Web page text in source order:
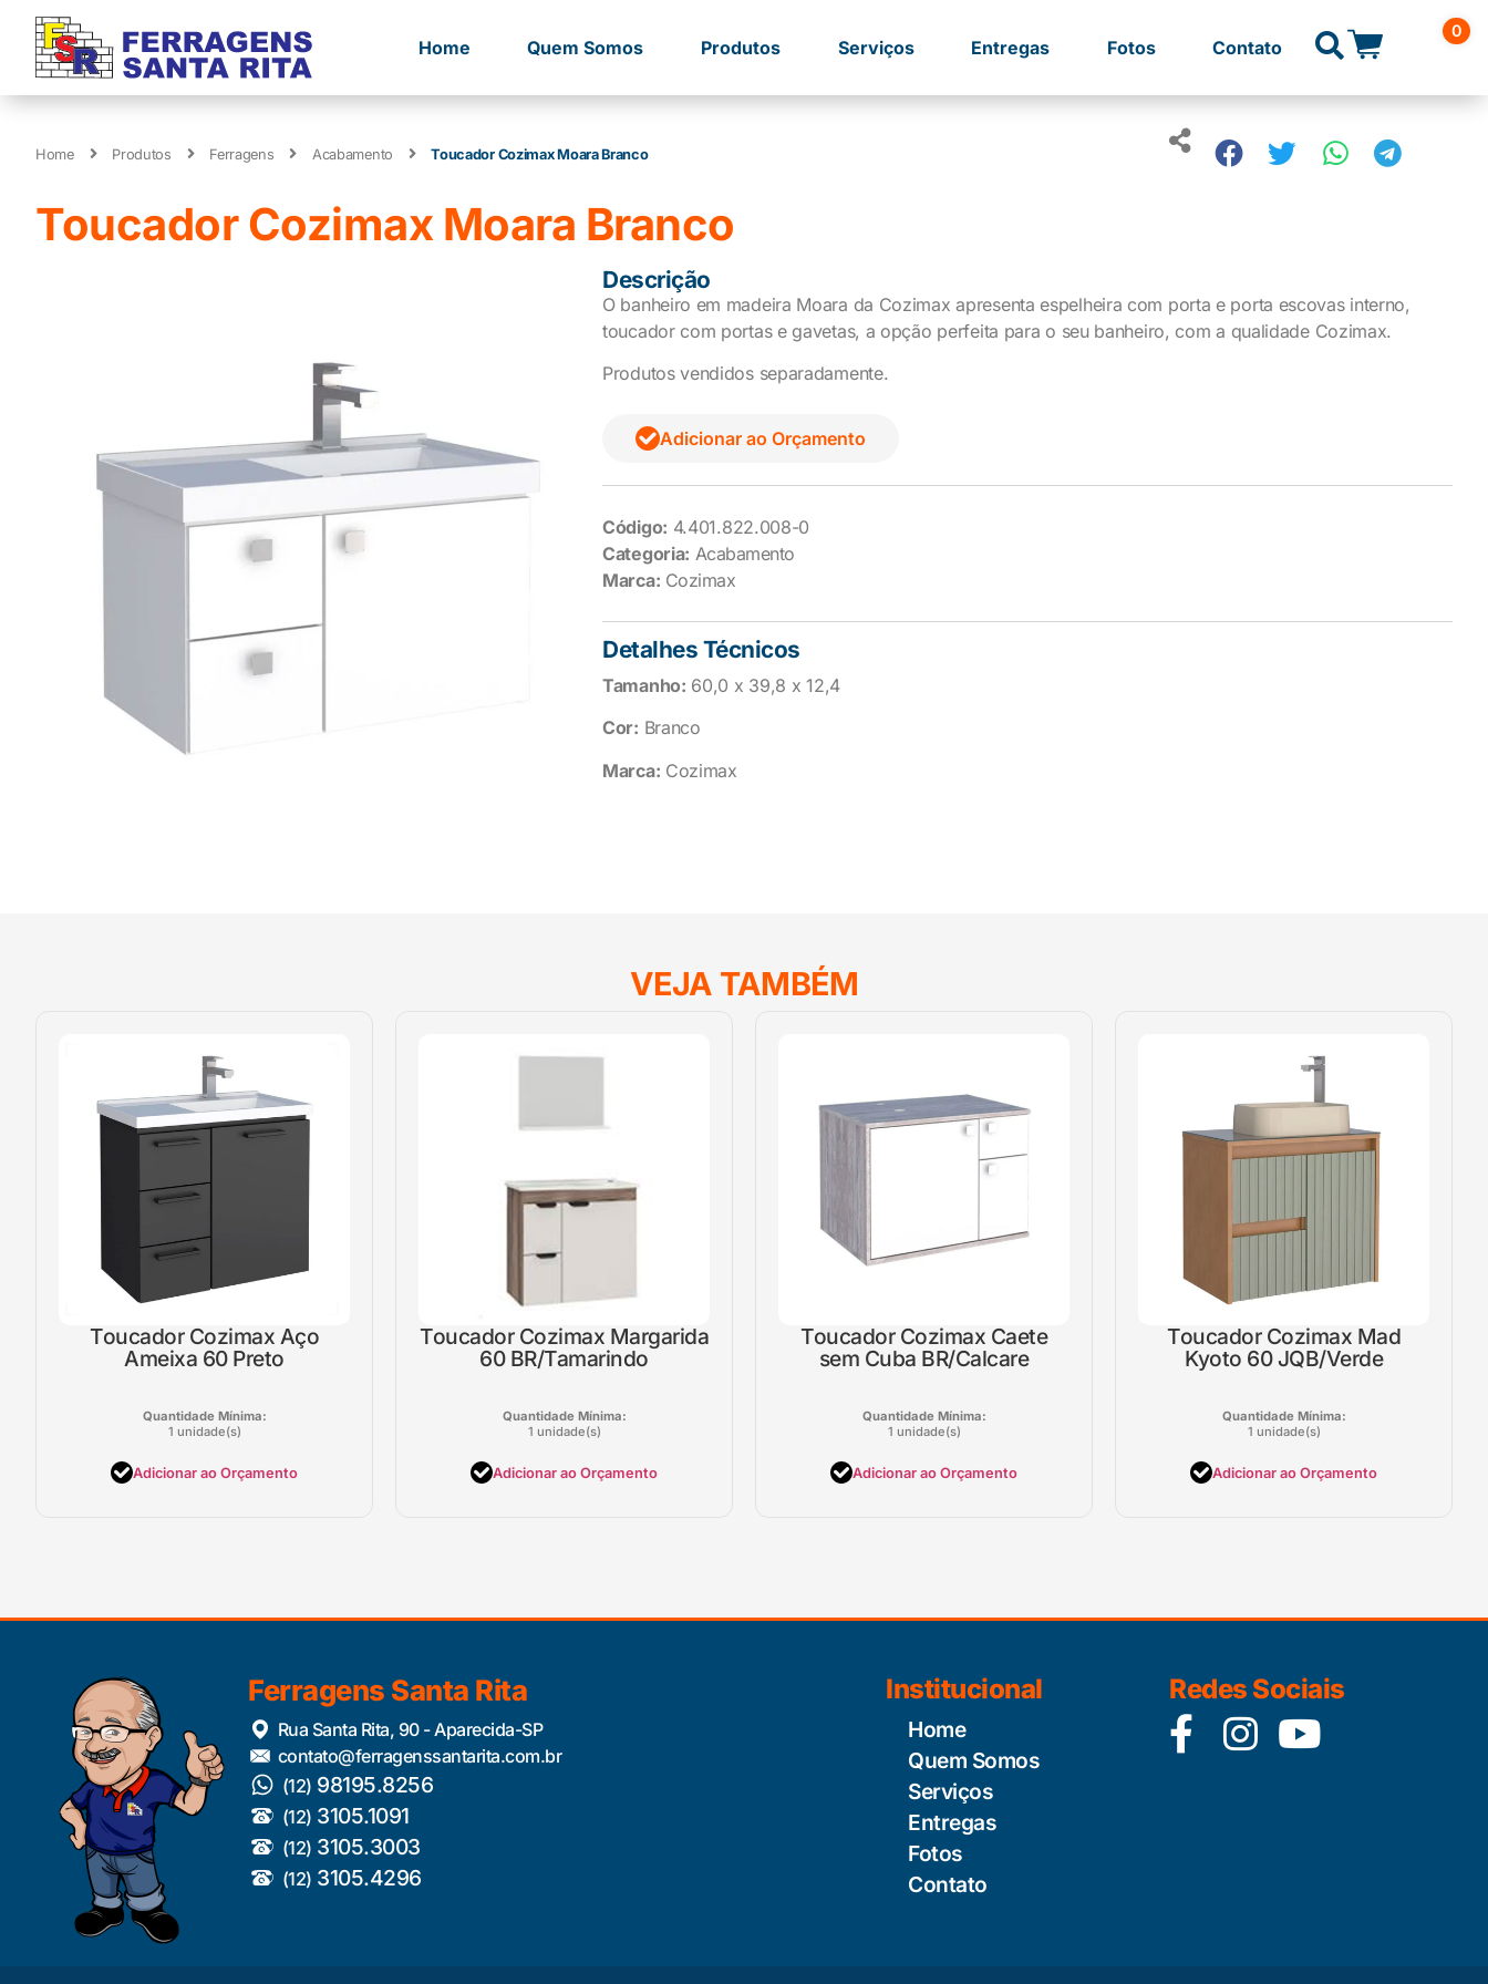
Home Quem Somos Produtos Serviços Entregas Fotos Contato
0
Home Produtos Ferragens Acabamento Toucador Cozimax Moara Branco
Toucador Cozimax Moara Branco
Descrição
O banheiro em madeira Moara da Cozimax apresenta espelheira com porta e porta escovas interno,
toucador com portas e gavetas, a opção perfeita para o seu banheiro, com a qualidade Cozimax.
Produtos vendidos separadamente.
Adicionar ao Orçamento
Código: 4.401.822.008-0
Categoria: Acabamento
Marca: Cozimax
Detalhes Técnicos
Tamanho: 60,0 x 39,8 x 12,4
Cor: Branco
Marca: Cozimax
VEJA TAMBÉM
Toucador Cozimax Aço
Ameixa 60 Preto
Quantidade Mínima:
1 unidade(s)
Adicionar ao Orçamento
Toucador Cozimax Margarida
60 BR/Tamarindo
Quantidade Mínima:
1 unidade(s)
Adicionar ao Orçamento
Toucador Cozimax Caete
sem Cuba BR/Calcare
Quantidade Mínima:
1 unidade(s)
Adicionar ao Orçamento
Toucador Cozimax Mad
Kyoto 60 JQB/Verde
Quantidade Mínima:
1 unidade(s)
Adicionar ao Orçamento
Ferragens Santa Rita
Rua Santa Rita, 90 - Aparecida-SP
contato@ferragenssantarita.com.br
(12) 98195.8256
(12) 3105.1091
(12) 3105.3003
(12) 3105.4296
Institucional
Home
Quem Somos
Serviços
Entregas
Fotos
Contato
Redes Sociais